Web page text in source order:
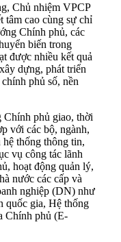
Chủ nhiệm VPCP
tâm cao cùng sự chỉ
Chính phủ, các
biến trong
được nhiều kết quả
dựng, phát triển
phủ số, nền
phủ giao, thời
với các bộ, ngành,
thống thông tin,
vụ công tác lãnh
hoạt động quản lý,
nước các cấp và
nghiệp (DN) như
quốc gia, Hệ thống
Chính phủ (E-